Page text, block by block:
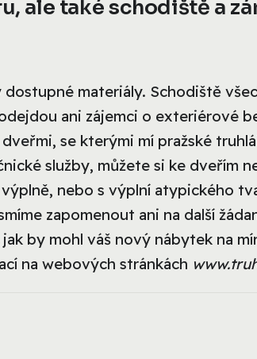
ale také schodiště a
materiály. Schodiště
ani zájemci o exteriérové
se kterými mí pražské
služby, můžete si ke dveřím
nebo s výplní atypického
zapomenout ani na další
by mohl váš nový nábytek na
na webových stránkách